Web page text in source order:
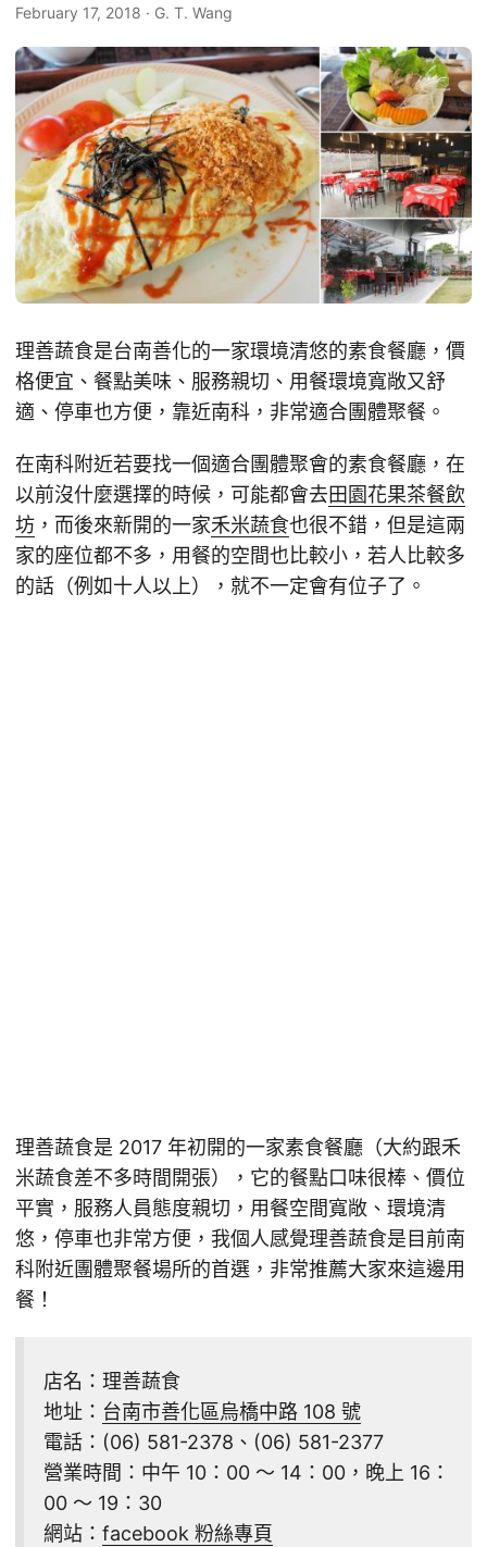
February 17, 2018 · G. T. Wang
理善蔬食是台南善化的一家環境清悠的素食餐廳，價
格便宜、餐點美味、服務親切、用餐環境寬敞又舒
適、停車也方便，靠近南科，非常適合團體聚餐。
在南科附近若要找一個適合團體聚會的素食餐廳，在
以前沒什麼選擇的時候，可能都會去田園花果茶餐飲
坊 ，而後來新開的一家禾米蔬食也很不錯，但是這兩
家的座位都不多，用餐的空間也比較小，若人比較多
的話（例如十人以上），就不一定會有位子了。
理善蔬食是 2017 年初開的一家素食餐廳（大約跟禾
米蔬食差不多時間開張），它的餐點口味很棒、價位
平實，服務人員態度親切，用餐空間寬敞、環境清
悠，停車也非常方便，我個人感覺理善蔬食是目前南
科附近團體聚餐場所的首選，非常推薦大家來這邊用
餐！
店名：理善蔬食
地址： 台南市善化區烏橋中路 108 號
電話：(06) 581-2378、(06) 581-2377
營業時間：中午 10：00 ～ 14：00，晚上 16：
00 ～ 19：30
網站： facebook 粉絲專頁